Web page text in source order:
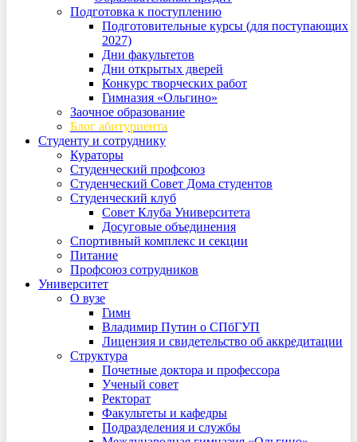
Подготовка к поступлению
Подготовительные курсы (для поступающих
2027)
Дни факультетов
Дни открытых дверей
Конкурс творческих работ
Гимназия «Ольгино»
Заочное образование
Блог абитуриента
Студенту и сотруднику
Кураторы
Студенческий профсоюз
Студенческий Совет Дома студентов
Студенческий клуб
Совет Клуба Университета
Досуговые объединения
Спортивный комплекс и секции
Питание
Профсоюз сотрудников
Университет
О вузе
Гимн
Владимир Путин о СПбГУП
Лицензия и свидетельство об аккредитации
Структура
Почетные доктора и профессора
Ученый совет
Ректорат
Факультеты и кафедры
Подразделения и службы